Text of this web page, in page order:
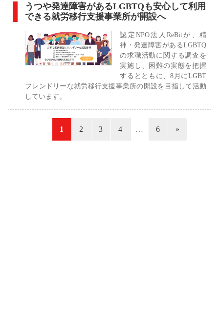
うつや発達障害があるLGBTQも安心して利用
できる就労移行支援事業所が開設へ
認定NPO法人ReBitが、精
神・発達障害があるLGBTQ
の求職活動に関する調査を
実施し、困難の実態を把握
するとともに、8月にLGBT
フレンドリーな就労移行支援事業所の開設を目指して活動
しています。
1 2 3 4 … 6 »